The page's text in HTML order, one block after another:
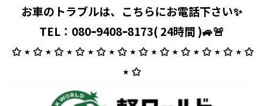
お車のトラブルは、こちらにお電話下さい✨
TEL：080ｰ9408ｰ8173( 24時間 )🚙🚨
⁡ ✩ ⋆ ✩ ⋆ ✩ ⋆ ✩ ⋆ ✩ ⋆ ✩ ⋆ ✩ ⋆ ✩ ⋆ ✩ ⋆ ✩ ⋆ ✩ ⋆ ✩
⋆ ✩